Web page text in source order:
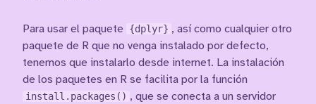
Para usar el paquete {dplyr} , así como cualquier otro
paquete de R que no venga instalado por defecto,
tenemos que instalarlo desde internet. La instalación
de los paquetes en R se facilita por la función
install.packages() , que se conecta a un servidor